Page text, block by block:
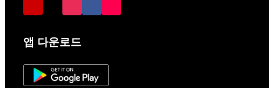
앱 다운로드